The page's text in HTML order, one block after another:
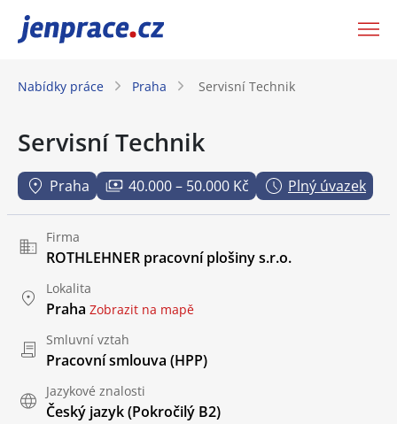
JenPráce.cz
Nabídky práce Praha Servisní Technik
Servisní Technik
Praha 40.000 – 50.000 Kč Plný úvazek
Firma
ROTHLEHNER pracovní plošiny s.r.o.
Lokalita
Praha Zobrazit na mapě
Smluvní vztah
Pracovní smlouva (HPP)
Jazykové znalosti
Český jazyk(Pokročilý B2)